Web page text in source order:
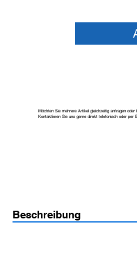
Möchten Sie mehrere Artikel gleichzeitig anfragen
Kontaktieren Sie uns gerne direkt telefonisch oder per
Beschreibung